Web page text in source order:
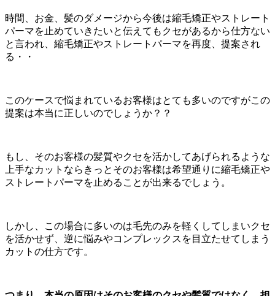
時間、お金、髪のダメージから今後は縮毛矯正やストレート
パーマを止めていきたいと伝えてもクセがあるから仕方ない
と言われ、縮毛矯正やストレートパーマを再度、提案され
る・・
このケースで悩まれているお客様はとても多いのですがこの
提案は本当に正しいのでしょうか？？
もし、そのお客様の髪質やクセを活かしてあげられるような
上手なカットならきっとそのお客様は希望通りに縮毛矯正や
ストレートパーマを止めることが出来るでしょう。
しかし、この場合に多いのは毛先のみを軽くしてしまいクセ
を活かせず、逆に悩みやコンプレックスを目立たせてしまう
カットの仕方です。